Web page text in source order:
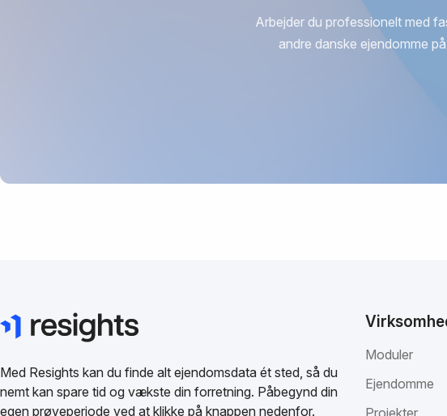
Arbejder du professionelt med
andre danske ejendomme
Med Resights kan du finde alt ejendomsdata ét sted, så du
nemt kan spare tid og vækste din forretning. Påbegynd din
egen prøveperiode ved at klikke på knappen nedenfor.
Moduler
Ejendomme